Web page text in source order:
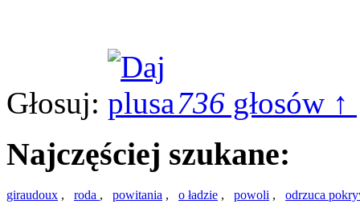
Głosuj: 736 głosów ↑
Najczęściej szukane:
giraudoux , roda , powitania , o ładzie , powoli , odrzuca